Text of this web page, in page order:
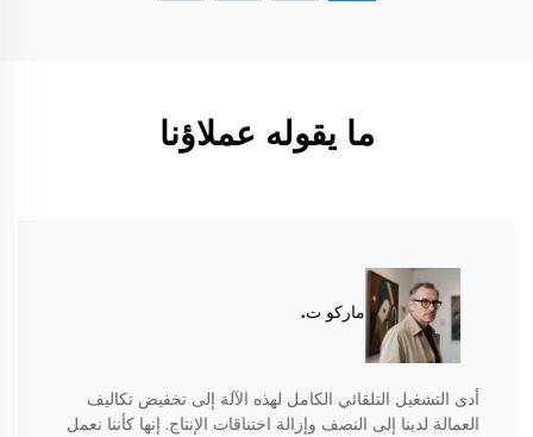
ما يقوله عملاؤنا
ماركو ت.
أدى التشغيل التلقائي الكامل لهذه الآلة إلى تخفيض تكاليف
العمالة لدينا إلى النصف وإزالة اختناقات الإنتاج. إنها كأننا نعمل